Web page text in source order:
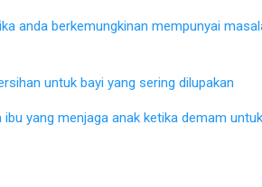
anda berkemungkinan mempunyai
untuk bayi yang sering dilupakan
yang menjaga anak ketika demam